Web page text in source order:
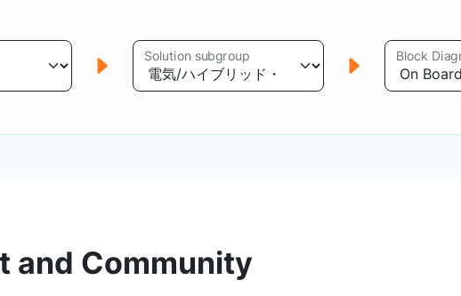
Solution subgroup Block
and Community